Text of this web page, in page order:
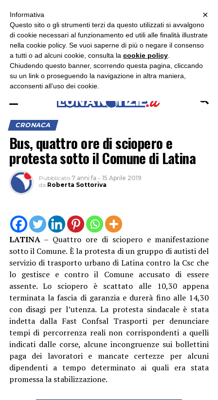
ASCOLTA RADIO LUNA
CRONACA
Bus, quattro ore di sciopero e
protesta sotto il Comune di Latina
Pubblicato 7 anni fa – 15 Aprile 2019
da Roberta Sottoriva
LATINA– Quattro ore di sciopero e manifestazione
sotto il Comune. È la protesta di un gruppo di autisti del
servizio di trasporto urbano di Latina contro la Csc che
lo gestisce e contro il Comune accusato di essere
assente. Lo sciopero è scattato alle 10,30 appena
terminata la fascia di garanzia e durerà fino alle 14,30
con disagi per l’utenza. La protesta sindacale è stata
indetta dalla Fast Confsal Trasporti per denunciare
tempi di percorrenza reali non corrispondenti a quelli
indicati dalle corse, alcune incongruenze sui bollettini
paga dei lavoratori e mancate certezze per alcuni
dipendenti a tempo determinato ai quali era stata
promessa la stabilizzazione.
×
×
Informativa
Questo sito o gli strumenti terzi da questo utilizzati si avvalgono
di cookie necessari al funzionamento ed utili alle finalità illustrate
nella cookie policy. Se vuoi saperne di più o negare il consenso
a tutti o ad alcuni cookie, consulta la cookie policy
Chiudendo questo banner, scorrendo questa pagina, cliccando
su un link o proseguendo la navigazione in altra maniera,
acconsenti all’uso dei cookie.